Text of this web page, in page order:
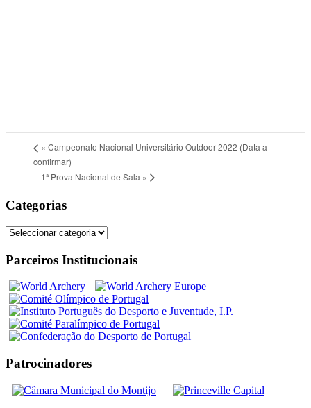
« Campeonato Nacional Universitário Outdoor 2022 (Data a
confirmar)
1ª Prova Nacional de Sala »
Categorias
Categorias
Parceiros Institucionais
Patrocinadores